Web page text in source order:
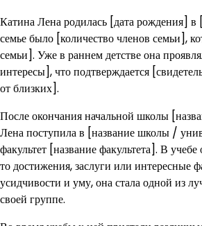
Катина Лена родилась [дата рождения]
семье было [количество членов семьи],
семьи]. Уже в раннем детстве она
интересы], что подтверждается
от близких].
После окончания начальной школы
Лена поступила в [название школы /
факультет [название факультета]. В
то достижения, заслуги или интересные
усидчивости и уму, она стала одной из
своей группе.